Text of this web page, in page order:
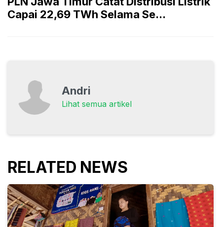
Capai 22,69 TWh Selama Se...
Andri
Lihat semua artikel
RELATED NEWS